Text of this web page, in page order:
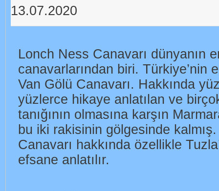
13.07.2020
Lonch Ness Canavarı dünyanın
canavarlarından biri. Türkiye’nin
Van Gölü Canavarı. Hakkında
yüzlerce hikaye anlatılan ve
tanığının olmasına karşın
bu iki rakisinin gölgesinde
Canavarı hakkında özellikle
efsane anlatılır.